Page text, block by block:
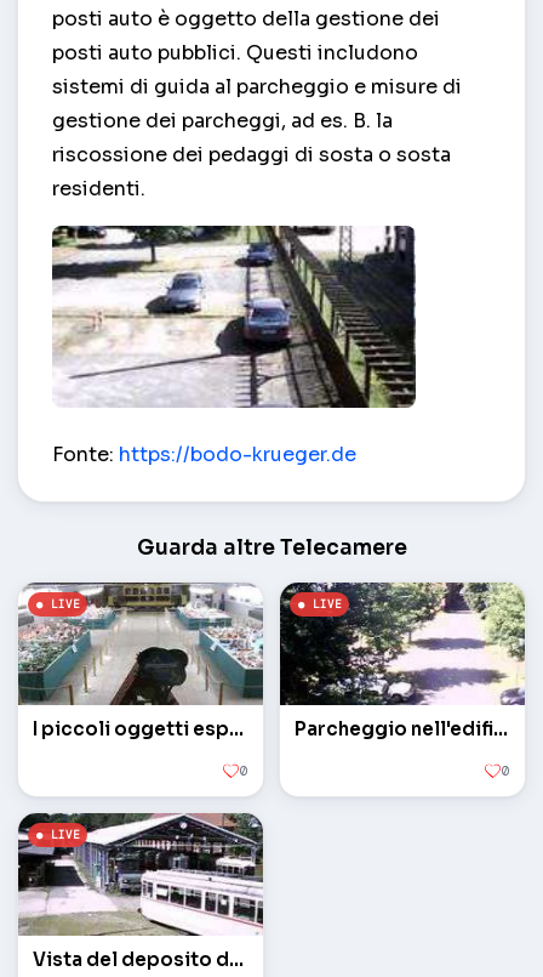
posti auto è oggetto della gestione dei
posti auto pubblici. Questi includono
sistemi di guida al parcheggio e misure di
gestione dei parcheggi, ad es. B. la
riscossione dei pedaggi di sosta o sosta
residenti.
Fonte: https://bodo-krueger.de
Guarda altre Telecamere
I piccoli oggetti esposti nel museo tram
0
Parcheggio nell'edificio principale dei tram del museo
0
Vista del deposito di tram